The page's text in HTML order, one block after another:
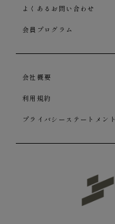
よくあるお問い合わせ
会員プログラム
会社概要
利用規約
プライバシーステートメント